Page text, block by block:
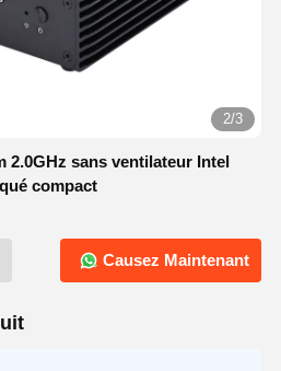
2/3
2.0GHz sans ventilateur Intel
compact
Causez Maintenant